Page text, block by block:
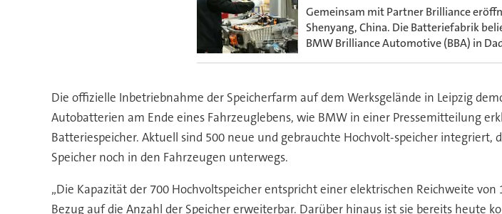
Gemeinsam mit Partner Brilliance
Shenyang, China. Die Batteriefabrik
BMW Brilliance Automotive (BBA) in
Die offizielle Inbetriebnahme der Speicherfarm auf dem Werksgelände in Leipzig
Autobatterien am Ende eines Fahrzeuglebens, wie BMW in einer Pressemitteilung
Batteriespeicher. Aktuell sind 500 neue und gebrauchte Hochvolt-speicher
Speicher noch in den Fahrzeugen unterwegs.
„Die Kapazität der 700 Hochvoltspeicher entspricht einer elektrischen Reichweite
Bezug auf die Anzahl der Speicher erweiterbar. Darüber hinaus ist sie bereits heute